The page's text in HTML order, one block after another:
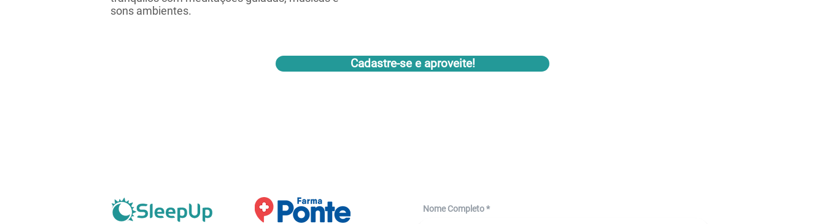
sons ambientes.
Cadastre-se e aproveite!
Nome Completo